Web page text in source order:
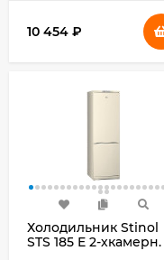
10 454 ₽
Холодильник Stinol
STS 185 E 2-хкамерн.